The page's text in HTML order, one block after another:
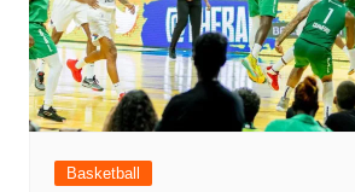
Basketball